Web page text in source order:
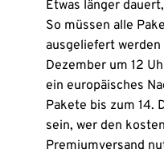
Etwas länger
So müssen alle
ausgeliefert werden
Dezember um 12
ein europäisches
Pakete bis zum 14.
sein, wer den
Premiumversand